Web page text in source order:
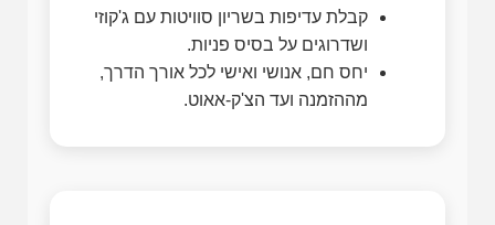
קבלת עדיפות בשריון סוויטות עם ג'קוזי
ושדרוגים על בסיס פניות.
יחס חם, אנושי ואישי לכל אורך הדרך,
מההזמנה ועד הצ'ק-אאוט.